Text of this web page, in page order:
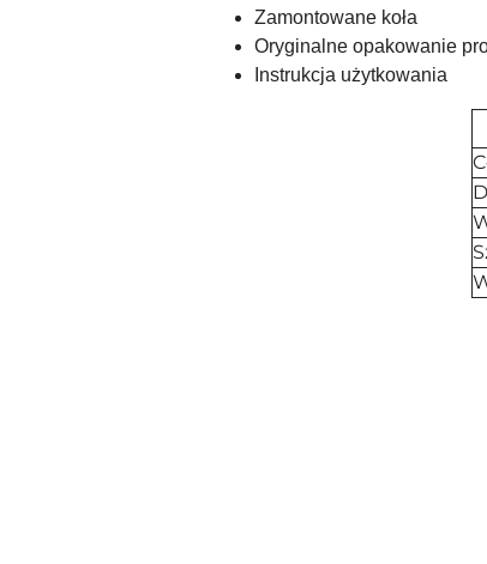
Zamontowane koła
Oryginalne opakowanie
Instrukcja użytkowania